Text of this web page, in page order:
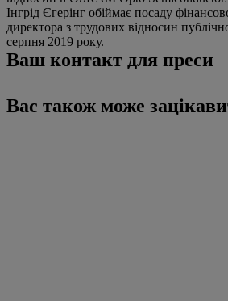
Інгрід Єгерінг обіймає посаду
директора з трудових відносин
серпня 2019 року.
Ваш контакт для преси
Вас також може